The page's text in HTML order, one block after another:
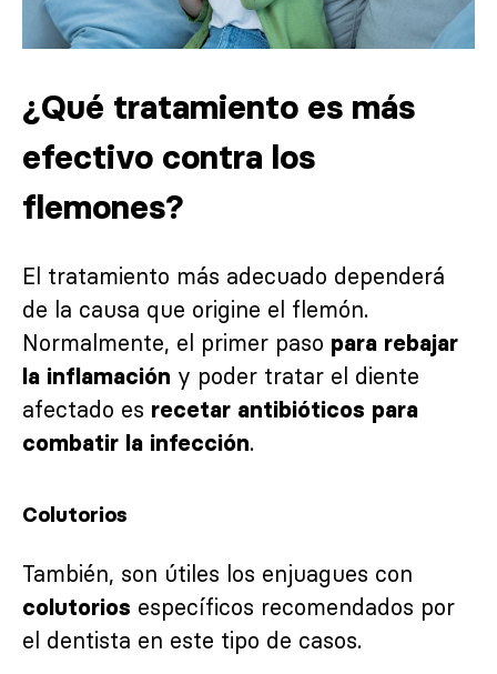
¿Qué tratamiento es más
efectivo contra los
flemones?
El tratamiento más adecuado dependerá
de la causa que origine el flemón.
Normalmente, el primer paso para rebajar
la inflamación y poder tratar el diente
afectado es recetar antibióticos para
combatir la infección.
Colutorios
También, son útiles los enjuagues con
colutorios específicos recomendados por
el dentista en este tipo de casos.